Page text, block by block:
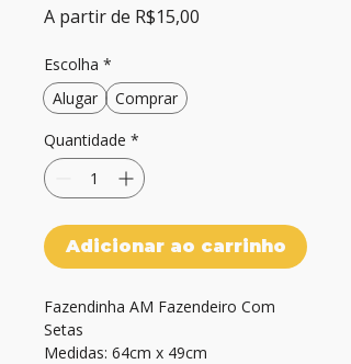
A partir de R$15,00
Escolha *
Alugar
Comprar
Quantidade *
Adicionar ao carrinho
Fazendinha AM Fazendeiro Com
Setas
Medidas: 64cm x 49cm